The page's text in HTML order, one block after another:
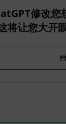
修改您
将让您大开